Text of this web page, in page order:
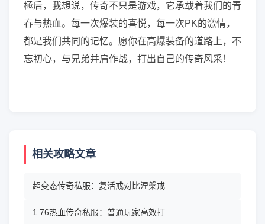
極后，我想说，传奇不只是游戏，它承载着我们的青
春与热血。每一次爆装的喜悦，每一次PK的激情，
都是我们共同的记忆。愿你在高爆装备的道路上，不
忘初心，与兄弟并肩作战，打出自己的传奇风采！
相关攻略文章
超变态传奇私服：复活戒对比涅槃戒
1.76热血传奇私服：普通玩家高效打